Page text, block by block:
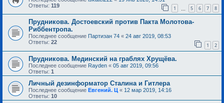
Ответы: 119 1 5 6 7 8
Прудникова. Достоевский против Пакта Молотова-
Риббентропа.
Последнее сообщение Партизан 74 « 24 авг 2019, 08:53
Ответы: 22 1 2
Прудникова. Мединский на граблях Хрущёва.
Последнее сообщение Rayden « 05 авг 2019, 09:56
Ответы: 1
Личный дезинформатор Сталина и Гитлера
Последнее сообщение Евгений. Ц « 12 мар 2019, 14:16
Ответы: 10